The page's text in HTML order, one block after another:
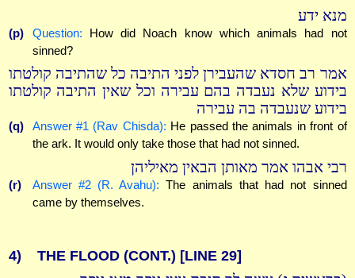
מנא ידע
(p) Question: How did Noach know which animals had not
sinned?
אמר רב חסדא שהעבירן לפני התיבה כל שהתיבה קולטתו
בידוע שלא נעבדה בהם עבירה וכל שאין התיבה קולטתו
בידוע שנעבדה בה עבירה
(q) Answer #1 (Rav Chisda): He passed the animals in front of
the ark. It would only take those that had not sinned.
רבי אבהו אמר מאותן הבאין מאיליהן
(r) Answer #2 (R. Avahu): The animals that had not sinned
came by themselves.
4) THE FLOOD (CONT.) [LINE 29]